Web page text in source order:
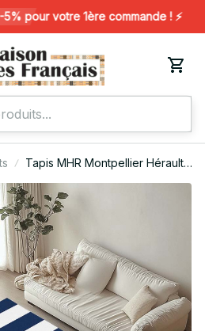
pour votre 1ère commande ! ⚡️
Tapis MHR Montpellier Hérault
Rugby Club 09